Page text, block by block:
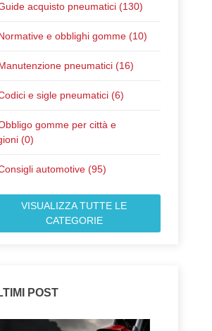
Pubblicato il:
acquisto pneumatici (130)
e obblighi gomme (10)
pneumatici (16)
e sigle pneumatici (6)
gomme per città e
(0)
automotive (95)
VISUALIZZA TUTTE LE
CATEGORIE
POST